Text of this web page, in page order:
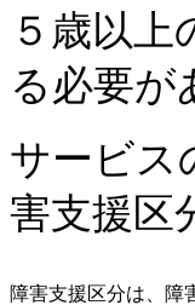
５歳以
る必要が
サービス
害支援区
障害支援区分は、障